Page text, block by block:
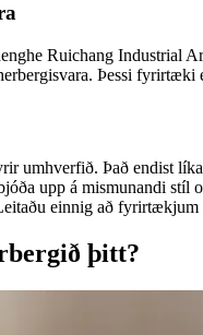
Ruichang
Þessi
umhverfið. Það endist
upp á mismunandi stíl
einnig að fyrirtækjum
þitt?